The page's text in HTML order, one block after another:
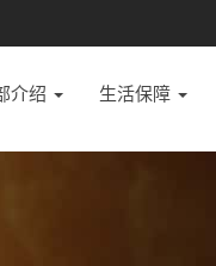
介绍 生活保障